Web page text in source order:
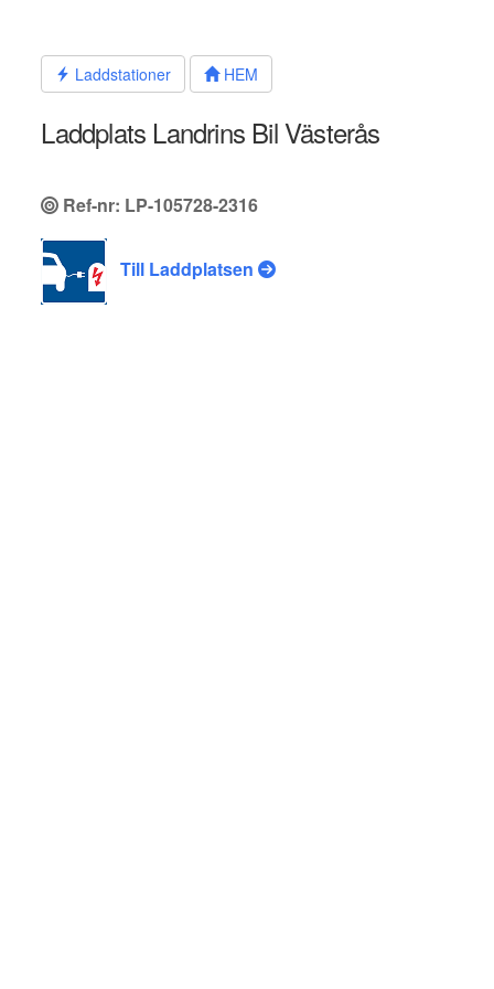
innehållet Laddstationer HEM
Laddplats Landrins Bil Västerås
Ref-nr: LP-105728-2316
Till Laddplatsen